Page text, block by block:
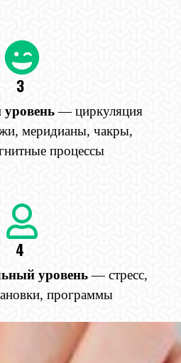
3
уровень— циркуляция
меридианы, чакры,
процессы
4
уровень— стресс,
программы